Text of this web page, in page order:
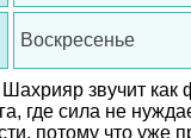
Воскресенье
звучит как
где сила не
потому что уже